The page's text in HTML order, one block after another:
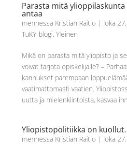
Parasta mitä
antaa
mennessä Kristian Raitio| loka
TuKY-blogi, Yleinen
Mikä on parasta mitä yliopisto ja
voivat tarjota opiskelijalle? –
kannukset parempaan
vaatimattomasti vaatien.
uutta ja mielenkiintoista, kasvaa
Yliopistopolitiikka on kuollut.
mennessä Kristian Raitio| loka